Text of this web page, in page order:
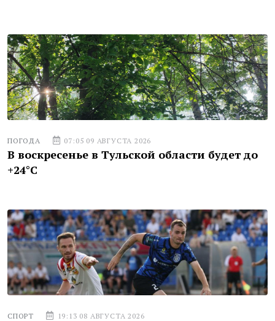
ПОГОДА 07:05 09 АВГУСТА 2026
В воскресенье в Тульской области будет до
+24°C
СПОРТ 19:13 08 АВГУСТА 2026